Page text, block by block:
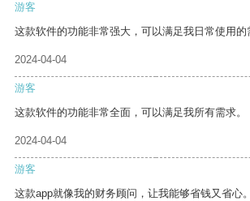
游客
这款软件的功能非常强大，可以满足我日常使用的
2024-04-04
游客
这款软件的功能非常全面，可以满足我所有需求。
2024-04-04
游客
这款app就像我的财务顾问，让我能够省钱又省心。